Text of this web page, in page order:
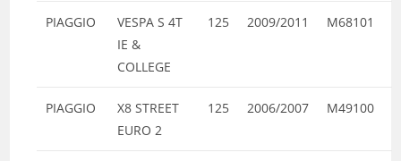
PIAGGIO
VESPA S 4T
IE &
COLLEGE
125 2009/2011 M68101
PIAGGIO
X8 STREET
EURO 2
125 2006/2007 M49100